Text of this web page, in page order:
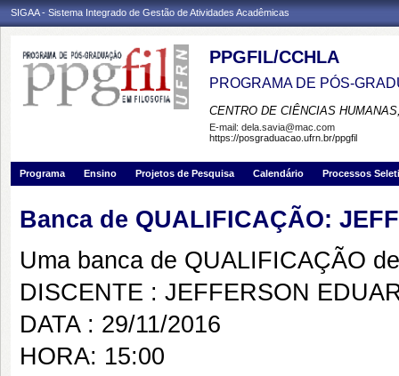
SIGAA - Sistema Integrado de Gestão de Atividades Acadêmicas
PPGFIL/CCHLA
PROGRAMA DE PÓS-
CENTRO DE CIÊNCIAS
E-mail: dela.savia@mac.com
https://posgraduacao.ufrn.br/ppgfil
Programa Ensino Projetos de Pesquisa Calendário Processos
Banca de QUALIFICAÇÃO:
Uma banca de QUALIFICAÇÃO
DISCENTE : JEFFERSON
DATA : 29/11/2016
HORA: 15:00